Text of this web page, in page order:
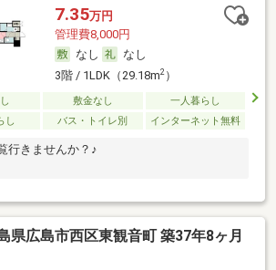
7.35万円
管理費8,000円
なし
なし
3階 / 1LDK（29.18m2）
敷金なし
一人暮らし
し
バス・トイレ別 インターネット無料
行きませんか？♪
県広島市西区東観音町 築37年8ヶ月